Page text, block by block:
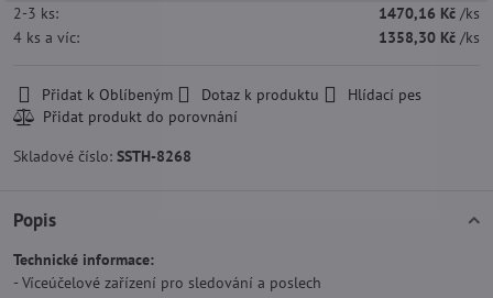
2-3 ks: 1470,16 Kč /ks
4 ks a víc: 1358,30 Kč /ks
Přidat k Oblíbeným Dotaz k produktu Hlídací pes
Skladové číslo: SSTH-8268
Popis
Technické informace:
- Víceúčelové zařízení pro sledování a poslech